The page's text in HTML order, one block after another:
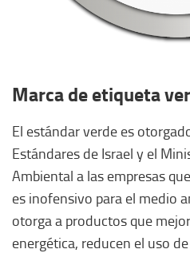
Marca de etiqueta
El estándar verde es
Estándares de Israel y el
Ambiental a las empresas
es inofensivo para el medio
otorga a productos que
energética, reducen el uso